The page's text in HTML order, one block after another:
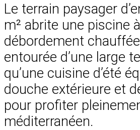
Le terrain paysager
m² abrite une piscine à
débordement
entourée d’une large
qu’une cuisine d’été
douche extérieure et
pour profiter
méditerranéen.